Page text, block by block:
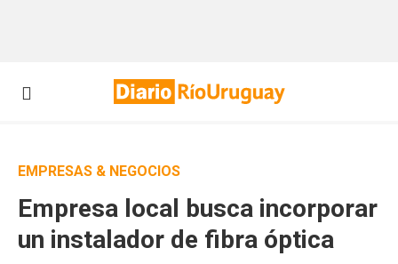
EMPRESAS & NEGOCIOS
Empresa local busca incorporar
un instalador de fibra óptica